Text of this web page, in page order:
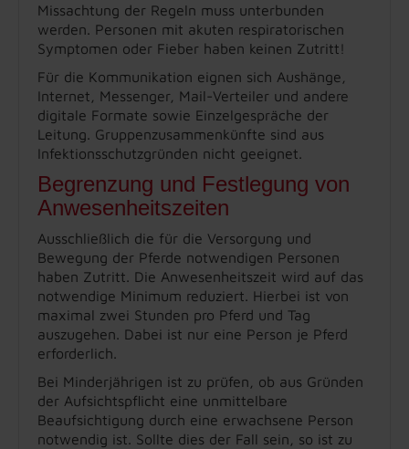
Missachtung der Regeln muss unterbunden
werden. Personen mit akuten respiratorischen
Symptomen oder Fieber haben keinen Zutritt!
Für die Kommunikation eignen sich Aushänge,
Internet, Messenger, Mail-Verteiler und andere
digitale Formate sowie Einzelgespräche der
Leitung. Gruppenzusammenkünfte sind aus
Infektionsschutzgründen nicht geeignet.
Begrenzung und Festlegung von
Anwesenheitszeiten
Ausschließlich die für die Versorgung und
Bewegung der Pferde notwendigen Personen
haben Zutritt. Die Anwesenheitszeit wird auf das
notwendige Minimum reduziert. Hierbei ist von
maximal zwei Stunden pro Pferd und Tag
auszugehen. Dabei ist nur eine Person je Pferd
erforderlich.
Bei Minderjährigen ist zu prüfen, ob aus Gründen
der Aufsichtspflicht eine unmittelbare
Beaufsichtigung durch eine erwachsene Person
notwendig ist. Sollte dies der Fall sein, so ist zu